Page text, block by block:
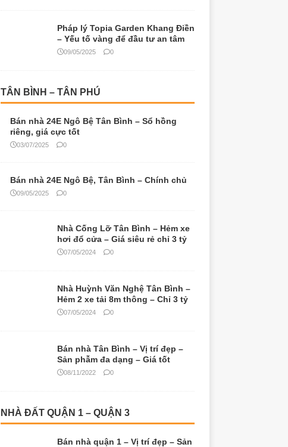
Pháp lý Topia Garden Khang Điền
– Yếu tố vàng để đầu tư an tâm
09/05/2025 0
TÂN BÌNH – TÂN PHÚ
Bán nhà 24E Ngô Bệ Tân Bình – Sổ hồng
riêng, giá cực tốt
03/07/2025 0
Bán nhà 24E Ngô Bệ, Tân Bình – Chính chủ
09/05/2025 0
Nhà Cống Lỡ Tân Bình – Hẻm xe
hơi đổ cửa – Giá siêu rẻ chỉ 3 tỷ
07/05/2024 0
Nhà Huỳnh Văn Nghệ Tân Bình –
Hẻm 2 xe tải 8m thông – Chỉ 3 tỷ
07/05/2024 0
Bán nhà Tân Bình – Vị trí đẹp –
Sản phẫm đa dạng – Giá tốt
08/11/2022 0
NHÀ ĐẤT QUẬN 1 – QUẬN 3
Bán nhà quận 1 – Vị trí đẹp – Sản